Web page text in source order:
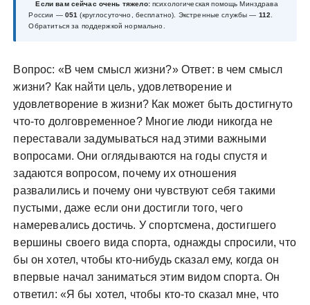
Если вам сейчас очень тяжело:психологическая помощь Минздрава
России — 051 (круглосуточно, бесплатно). Экстренные службы — 112.
Обратиться за поддержкой нормально.
Вопрос: «В чем смысл жизни?» Ответ: в чем смысл
жизни? Как найти цель, удовлетворение и
удовлетворение в жизни? Как может быть достигнуто
что-то долговременное? Многие люди никогда не
переставали задумываться над этими важными
вопросами. Они оглядываются на годы спустя и
задаются вопросом, почему их отношения
развалились и почему они чувствуют себя такими
пустыми, даже если они достигли того, чего
намеревались достичь. У спортсмена, достигшего
вершины своего вида спорта, однажды спросили, что
бы он хотел, чтобы кто-нибудь сказал ему, когда он
впервые начал заниматься этим видом спорта. Он
ответил: «Я бы хотел, чтобы кто-то сказал мне, что